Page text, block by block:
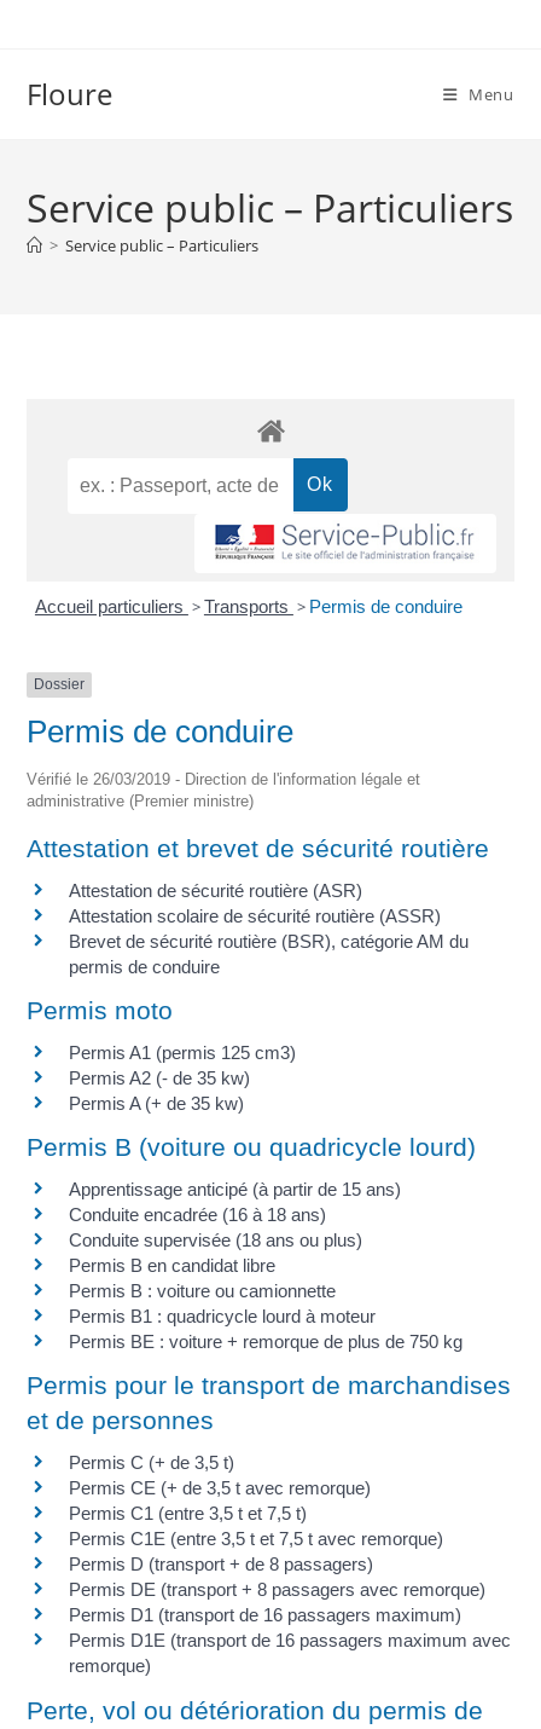
Floure Menu
Service public – Particuliers
> Service public – Particuliers
Accueil particuliers >Transports > Permis de conduire
Dossier
Permis de conduire
Vérifié le 26/03/2019 - Direction de l'information légale et
administrative (Premier ministre)
Attestation et brevet de sécurité routière
Attestation de sécurité routière (ASR)
Attestation scolaire de sécurité routière (ASSR)
Brevet de sécurité routière (BSR), catégorie AM du
permis de conduire
Permis moto
Permis A1 (permis 125 cm3)
Permis A2 (- de 35 kw)
Permis A (+ de 35 kw)
Permis B (voiture ou quadricycle lourd)
Apprentissage anticipé (à partir de 15 ans)
Conduite encadrée (16 à 18 ans)
Conduite supervisée (18 ans ou plus)
Permis B en candidat libre
Permis B : voiture ou camionnette
Permis B1 : quadricycle lourd à moteur
Permis BE : voiture + remorque de plus de 750 kg
Permis pour le transport de marchandises
et de personnes
Permis C (+ de 3,5 t)
Permis CE (+ de 3,5 t avec remorque)
Permis C1 (entre 3,5 t et 7,5 t)
Permis C1E (entre 3,5 t et 7,5 t avec remorque)
Permis D (transport + de 8 passagers)
Permis DE (transport + 8 passagers avec remorque)
Permis D1 (transport de 16 passagers maximum)
Permis D1E (transport de 16 passagers maximum avec
remorque)
Perte, vol ou détérioration du permis de